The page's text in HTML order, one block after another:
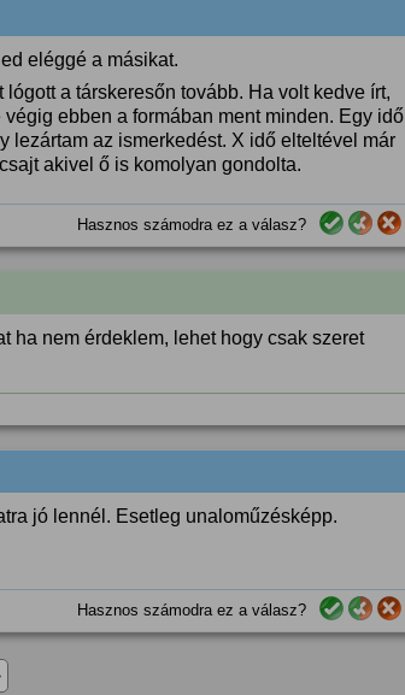
eléggé a másikat.
a társkeresőn tovább. Ha volt kedve írt,
ebben a formában ment minden. Egy idő
lezártam az ismerkedést. X idő elteltével már
akivel ő is komolyan gondolta.
Hasznos számodra ez a válasz?
ha nem érdeklem, lehet hogy csak szeret
jó lennél. Esetleg unaloműzésképp.
Hasznos számodra ez a válasz?